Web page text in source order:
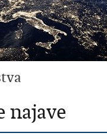
najave